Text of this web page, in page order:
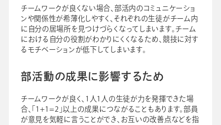
チームワークが良くない場合、部活内のコミュニケーショ
ンや関係性が希薄化しやすく、それぞれの生徒がチーム内
に自分の居場所を見つけづらくなってしまいます。チーム
における自分の役割がわかりにくくなるため、競技に対す
るモチベーションが低下してしまいます。
部活動の成果に影響するため
チームワークが良く、1人1人の生徒が力を発揮できた場
合、「1+1=2」以上の成果につながることもあります。部員
が意見を気軽に言うことができ、お互いの改善点などを指